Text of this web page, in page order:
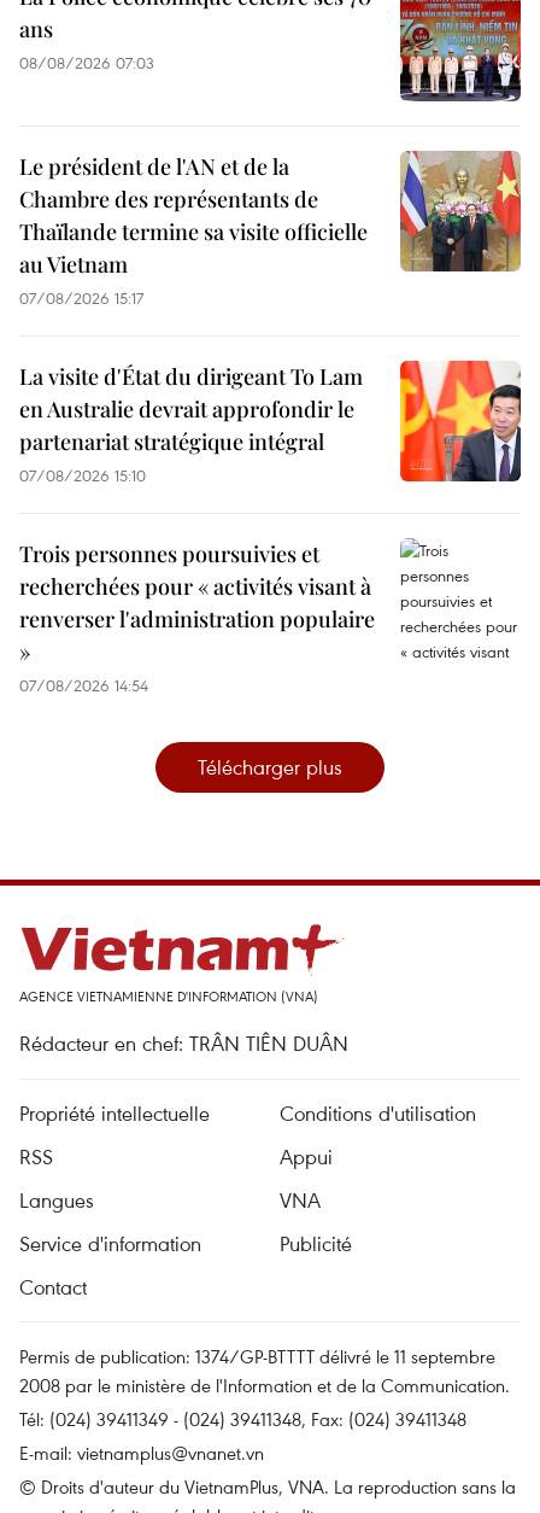
ans
08/08/2026 07:03
Le président de l'AN et de la
Chambre des représentants de
Thaïlande termine sa visite officielle
au Vietnam
07/08/2026 15:17
La visite d'État du dirigeant To Lam
en Australie devrait approfondir le
partenariat stratégique intégral
07/08/2026 15:10
Trois personnes poursuivies et
recherchées pour « activités visant à
renverser l'administration populaire
»
07/08/2026 14:54
Télécharger plus
AGENCE VIETNAMIENNE D'INFORMATION (VNA)
Rédacteur en chef: TRÂN TIÊN DUÂN
Propriété intellectuelle
Conditions d'utilisation
RSS
Appui
Langues
VNA
Service d'information
Publicité
Contact
Permis de publication: 1374/GP-BTTTT délivré le 11 septembre
2008 par le ministère de l'Information et de la Communication.
Tél: (024) 39411349 - (024) 39411348, Fax: (024) 39411348
E-mail: vietnamplus@vnanet.vn
© Droits d'auteur du VietnamPlus, VNA. La reproduction sans la